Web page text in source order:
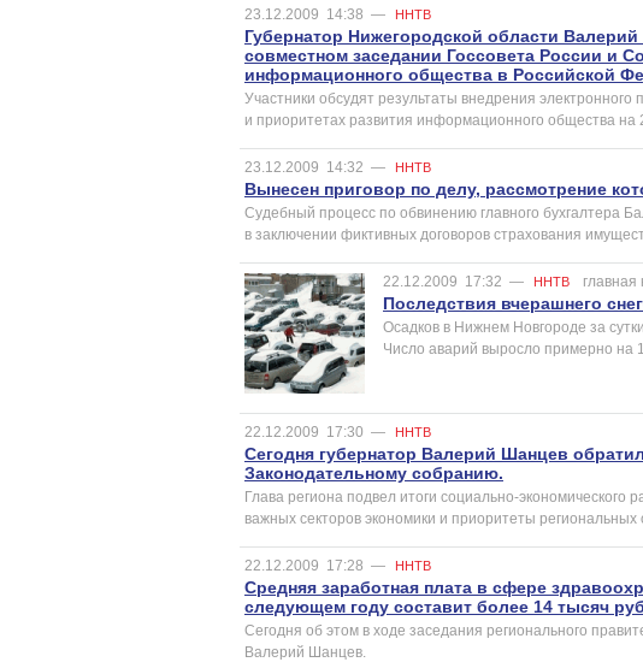
23.12.2009 14:38 — ННТВ
Губернатор Нижегородской области
совместном заседании Госсовета России и
информационного общества в Российской
Участники обсудят результаты внедрения
и приоритетах развития информационного общества на
23.12.2009 14:32 — ННТВ
Вынесен приговор по делу, рассмотрение
Судебный процесс по обвинению главного бухгалтера
в заключении фиктивных договоров страхования
22.12.2009 17:32 — ННТВ главная
Последствия вчерашнего
Осадков в Нижнем Новгороде за
Число аварий выросло примерно на
22.12.2009 17:30 — ННТВ
Сегодня губернатор Валерий Шанцев
Законодательному собранию.
Глава региона подвел итоги социально-экономического
важных секторов экономики и приоритеты региональных
22.12.2009 17:28 — ННТВ
Средняя заработная плата в сфере
следующем году составит более 14 тысяч
Сегодня об этом в ходе заседания регионального
Валерий Шанцев.